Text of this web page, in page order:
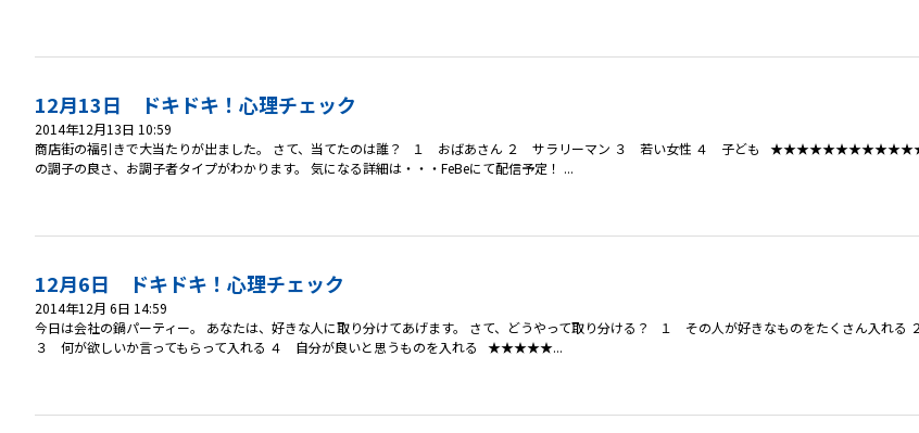
12月13日 ドキドキ！心理チェック
2014年12月13日 10:59
商店街の福引きで大当たりが出ました。 さて、当てたのは誰？ １ おばあさん ２ サラリーマン ３ 若い女性 ４ 子ども
の調子の良さ、お調子者タイプがわかります。 気になる詳細は・・・FeBeにて配信予定！ ...
12月6日 ドキドキ！心理チェック
2014年12月 6日 14:59
今日は会社の鍋パーティー。 あなたは、好きな人に取り分けてあげます。 さて、どうやって取り分ける？ １ その人が好きなものをたくさん入れる
３ 何が欲しいか言ってもらって入れる ４ 自分が良いと思うものを入れる ★★★★★...